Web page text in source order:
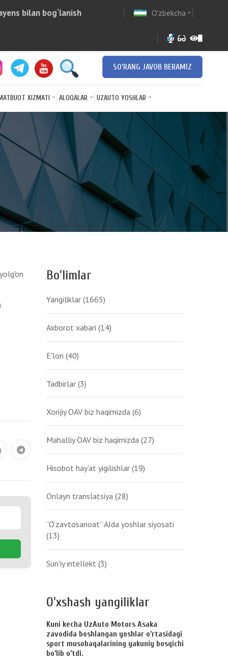
bilan bog‘lanish O'zbekcha expand_more
SO'RANG JAVOB BERAMIZ
XIZMATI ALOQALAR UZAUTO YOSHLAR
Bo'limlar
Yangiliklar (1665)
Axborot xabari (14)
E'lon (40)
Tadbirlar (3)
Xorijiy OAV biz haqimizda (6)
Mahalliy OAV biz haqimizda (27)
Hisobot hay'at yigilishlar (19)
Onlayn translatsiya (28)
“O‘zavtosanoat” AJda yoshlar siyosati
(13)
Sun'iy intellekt (3)
O'xshash yangiliklar
Kuni kecha UzAuto Motors Asaka
zavodida boshlangan yoshlar o’rtasidagi
sport musobaqalarining yakuniy bosqichi
bo’lib o’tdi.